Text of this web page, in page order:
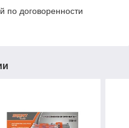
по договоренности